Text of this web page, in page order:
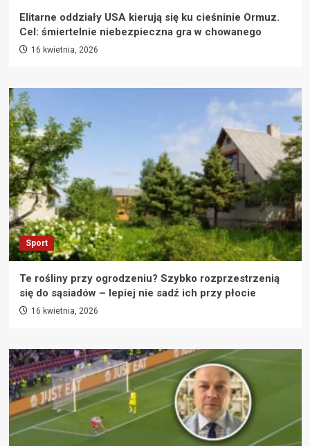
Elitarne oddziały USA kierują się ku cieśninie Ormuz.
Cel: śmiertelnie niebezpieczna gra w chowanego
16 kwietnia, 2026
Sport
Te rośliny przy ogrodzeniu? Szybko rozprzestrzenią
się do sąsiadów – lepiej nie sadź ich przy płocie
16 kwietnia, 2026